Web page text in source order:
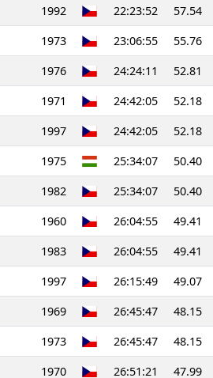
1992 22:23:52
57.54
1973 23:06:55
55.76
1976 24:24:11
52.81
1971 24:42:05
52.18
1997 24:42:05
52.18
1975 25:34:07
50.40
1982 25:34:07
50.40
1960 26:04:55
49.41
1983 26:04:55
49.41
1997 26:15:49
49.07
1969 26:45:47
48.15
1973 26:45:47
48.15
1970 26:51:21
47.99